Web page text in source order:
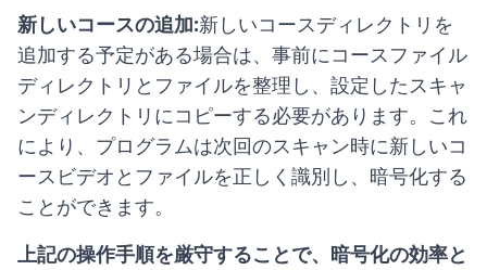
新しいコースの追加:新しいコースディレクトリを
追加する予定がある場合は、事前にコースファイル
ディレクトリとファイルを整理し、設定したスキャ
ンディレクトリにコピーする必要があります。これ
により、プログラムは次回のスキャン時に新しいコ
ースビデオとファイルを正しく識別し、暗号化する
ことができます。
上記の操作手順を厳守することで、暗号化の効率と